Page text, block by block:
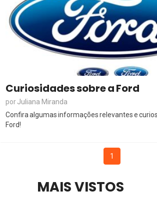
Curiosidades sobre a Ford
porJuliana Miranda
Confira algumas informações relevantes e
Ford!
1
MAIS VISTOS